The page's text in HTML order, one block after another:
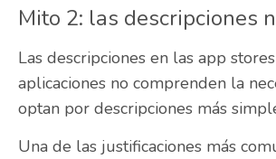
Mito 2: las descripciones
Las descripciones en las app
aplicaciones no comprenden la
optan por descripciones más
Una de las justificaciones más